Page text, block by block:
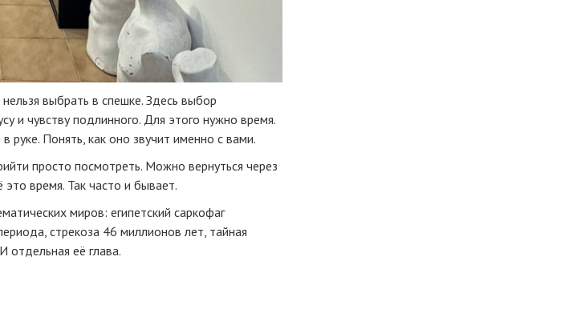
выбрать в спешке. Здесь выбор
и чувству подлинного. Для этого нужно время.
руке. Понять, как оно звучит именно с вами.
просто посмотреть. Можно вернуться через
время. Так часто и бывает.
миров: египетский саркофаг
стрекоза 46 миллионов лет, тайная
отдельная её глава.